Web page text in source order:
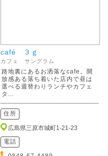
café ３ｇ
カフェ サングラム
路地裏にあるお洒落なcafe。開
放感ある落ち着いた店内で昼は
選べる週替わりランチやカフェ
タ...
住所
広島県三原市城町1-21-23
電話